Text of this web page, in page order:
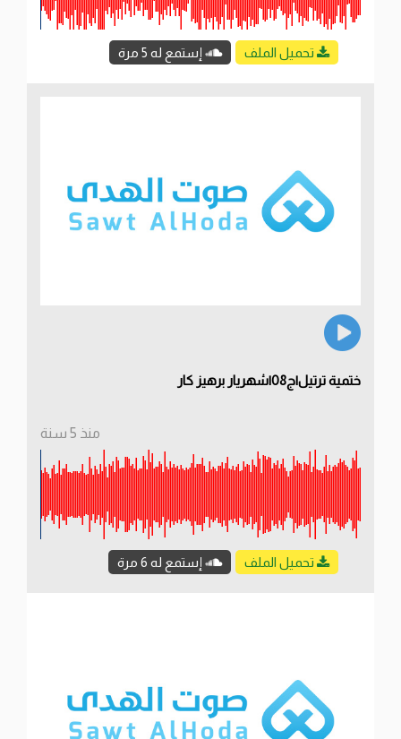
تحميل الملف إستمع له 5 مرة
ختمية ترتيل|ج08|شهريار برهيز كار
منذ 5 سنة
تحميل الملف إستمع له 6 مرة